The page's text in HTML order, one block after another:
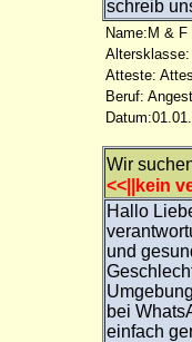
schreib
Name:M & F
Altersklasse:
Atteste:
Beruf:
Wir
<<||kein
Hallo
und
bei
einfach